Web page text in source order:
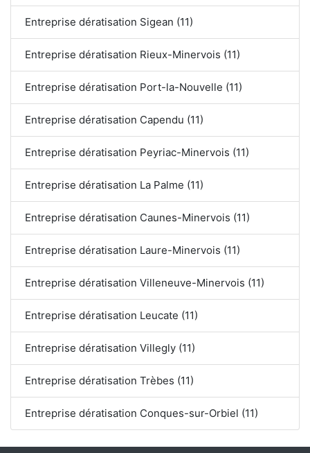
Entreprise dératisation Sigean (11)
Entreprise dératisation Rieux-Minervois (11)
Entreprise dératisation Port-la-Nouvelle (11)
Entreprise dératisation Capendu (11)
Entreprise dératisation Peyriac-Minervois (11)
Entreprise dératisation La Palme (11)
Entreprise dératisation Caunes-Minervois (11)
Entreprise dératisation Laure-Minervois (11)
Entreprise dératisation Villeneuve-Minervois (11)
Entreprise dératisation Leucate (11)
Entreprise dératisation Villegly (11)
Entreprise dératisation Trèbes (11)
Entreprise dératisation Conques-sur-Orbiel (11)